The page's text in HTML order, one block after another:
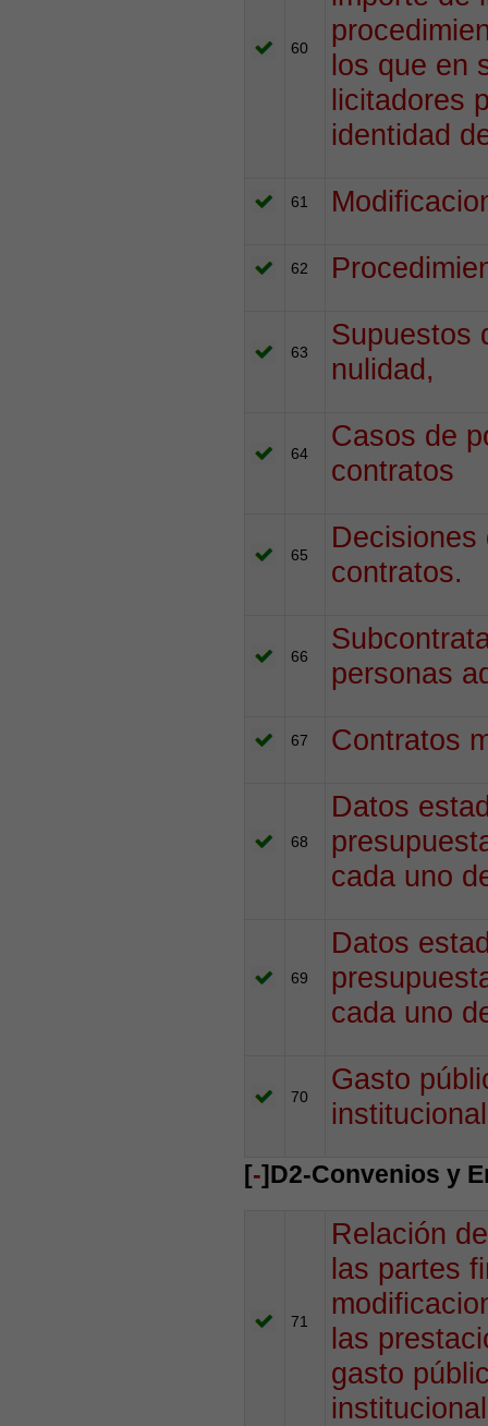
60
los que en
licitadores
identidad
61
62
63
Supuestos
nulidad,
64
Casos de
contratos
65
Decisiones
contratos.
66
personas
67 Contratos
68
Datos
cada uno
69
Datos
cada uno
70
Gasto
[-]D2-Convenios y
71
Relación
las partes
las
gasto